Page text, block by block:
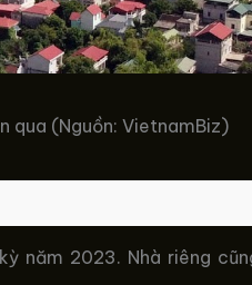
qua (Nguồn: VietnamBiz)
năm 2023. Nhà riêng